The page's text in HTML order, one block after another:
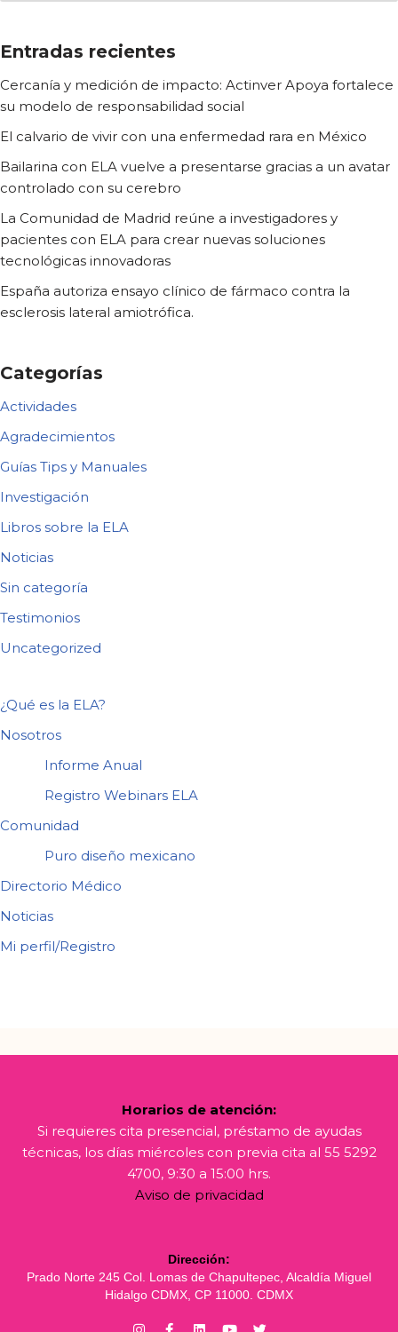
Entradas recientes
Cercanía y medición de impacto: Actinver Apoya fortalece
su modelo de responsabilidad social
El calvario de vivir con una enfermedad rara en México
Bailarina con ELA vuelve a presentarse gracias a un avatar
controlado con su cerebro
La Comunidad de Madrid reúne a investigadores y
pacientes con ELA para crear nuevas soluciones
tecnológicas innovadoras
España autoriza ensayo clínico de fármaco contra la
esclerosis lateral amiotrófica.
Categorías
Actividades
Agradecimientos
Guías Tips y Manuales
Investigación
Libros sobre la ELA
Noticias
Sin categoría
Testimonios
Uncategorized
¿Qué es la ELA?
Nosotros
Informe Anual
Registro Webinars ELA
Comunidad
Puro diseño mexicano
Directorio Médico
Noticias
Mi perfil/Registro
Horarios de atención:
Si requieres cita presencial, préstamo de ayudas
técnicas, los días miércoles con previa cita al 55 5292
4700, 9:30 a 15:00 hrs.
Aviso de privacidad
Dirección:
Prado Norte 245 Col. Lomas de Chapultepec, Alcaldía Miguel
Hidalgo CDMX, CP 11000. CDMX